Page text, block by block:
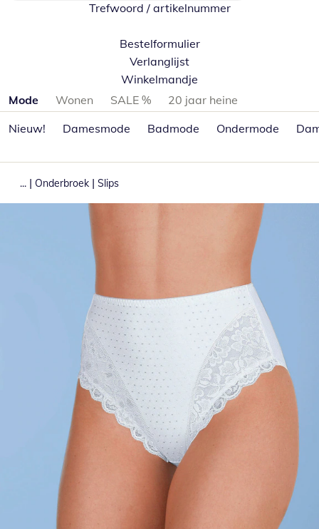
Trefwoord / artikelnummer
Bestelformulier
Verlanglijst
Winkelmandje
Productcategorieën overslaan
Mode Wonen SALE %
20 jaar heine
Nieuw!
Damesmode Badmode Ondermode
... | Onderbroek | Slips